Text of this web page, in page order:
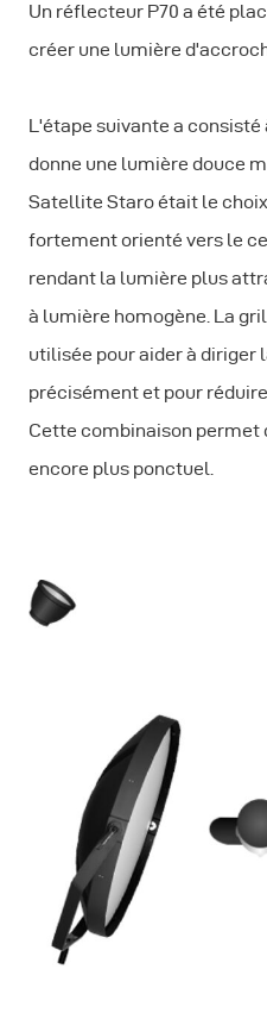
Un réflecteur P70 a été
créer une lumière
L'étape suivante a consisté
donne une lumière douce
Satellite Staro était le
fortement orienté vers le
rendant la lumière plus
à lumière homogène. La
utilisée pour aider à diriger
précisément et pour
Cette combinaison permet
encore plus ponctuel.